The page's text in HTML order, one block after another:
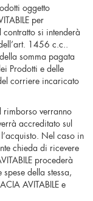
oggetto
per
contratto si intenderà
1456 c.c..
somma pagata
Prodotti e delle
corriere incaricato
rimborso verranno
accreditato sul
Nel caso in
chieda di ricevere
procederà
della stessa,
AVITABILE e